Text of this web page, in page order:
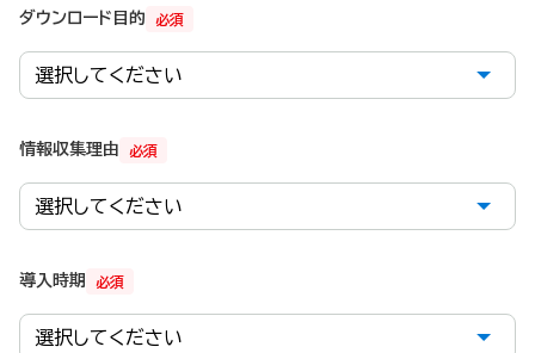
必須
ダウンロード目的
必須
情報収集理由
必須
導入時期